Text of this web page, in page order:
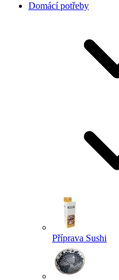
Domácí potřeby
Příprava Sushi